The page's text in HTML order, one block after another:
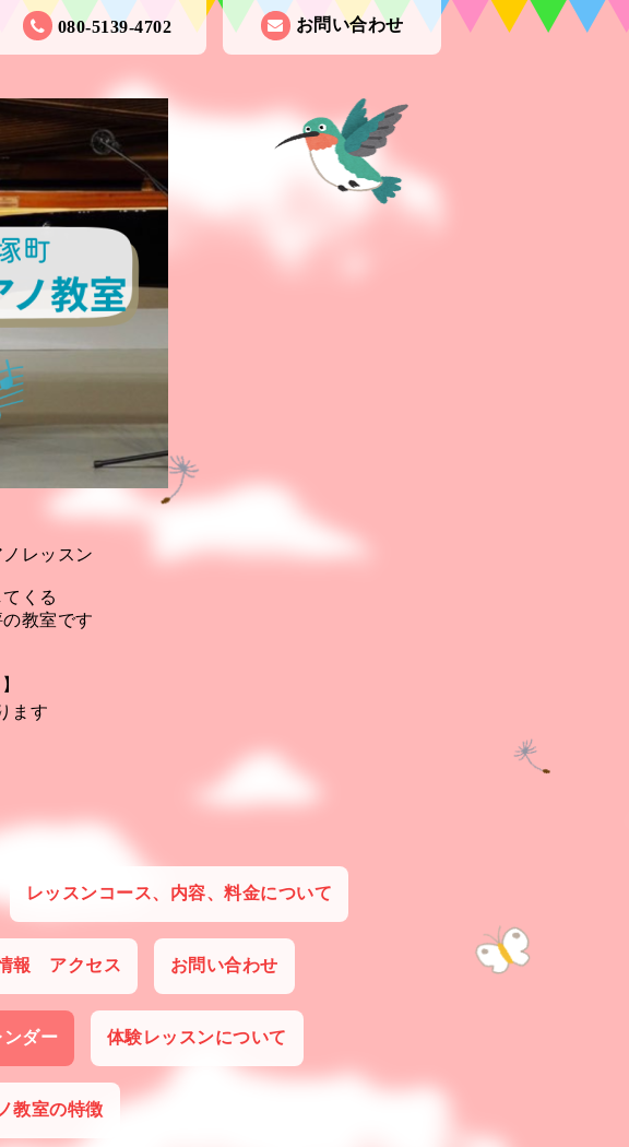
お問い合わせ
080-5139-4702
レッスン
くる
教室です
ます
レッスンコース、内容、料金について
報 アクセス お問い合わせ
ンダー 体験レッスンについて
教室の特徴